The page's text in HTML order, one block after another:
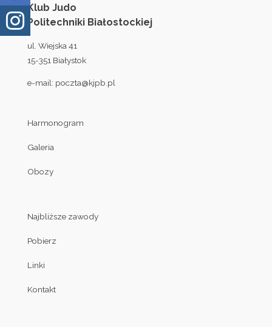

Klub Judo
Politechniki Białostockiej
ul. Wiejska 41
15-351 Białystok
e-mail: poczta@kjpb.pl
Harmonogram
Galeria
Obozy
Najbliższe zawody
Pobierz
Linki
Kontakt